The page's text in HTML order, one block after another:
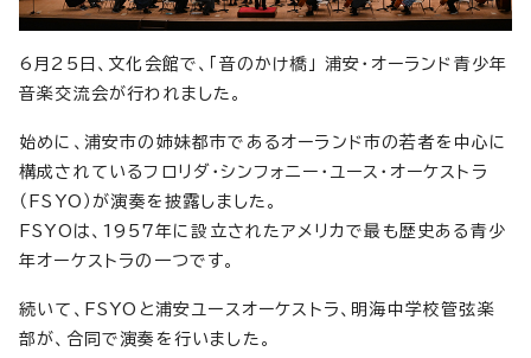
6月25日、文化会館で、「音のかけ橋」 浦安・オーランド青少年
音楽交流会が行われました。
始めに、浦安市の姉妹都市であるオーランド市の若者を中心に
構成されているフロリダ・シンフォニー・ユース・オーケストラ
（FSYO）が演奏を披露しました。
FSYOは、1957年に設立されたアメリカで最も歴史ある青少
年オーケストラの一つです。
続いて、FSYOと浦安ユースオーケストラ、明海中学校管弦楽
部が、合同で演奏を行いました。